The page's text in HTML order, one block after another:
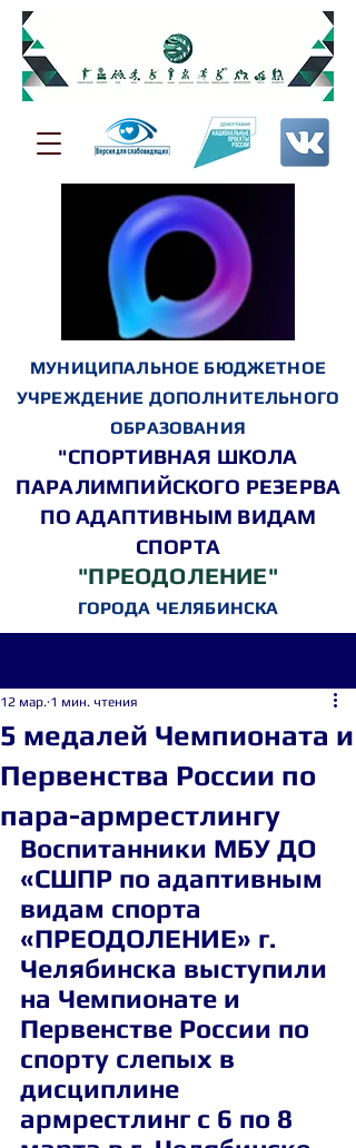
МУНИЦИПАЛЬНОЕ БЮДЖЕТНОЕ
УЧРЕЖДЕНИЕ ДОПОЛНИТЕЛЬНОГО
ОБРАЗОВАНИЯ
"СПОРТИВНАЯ ШКОЛА
ПАРАЛИМПИЙСКОГО РЕЗЕРВА
ПО АДАПТИВНЫМ ВИДАМ
СПОРТА
"ПРЕОДОЛЕНИЕ"
ГОРОДА ЧЕЛЯБИНСКА
5 медалей Чемпионата и
Первенства России по
пара-армрестлингу
12 мар. 1 мин. чтения
Воспитанники МБУ ДО
«СШПР по адаптивным
видам спорта
«ПРЕОДОЛЕНИЕ» г.
Челябинска выступили
на Чемпионате и
Первенстве России по
спорту слепых в
дисциплине
армрестлинг с 6 по 8